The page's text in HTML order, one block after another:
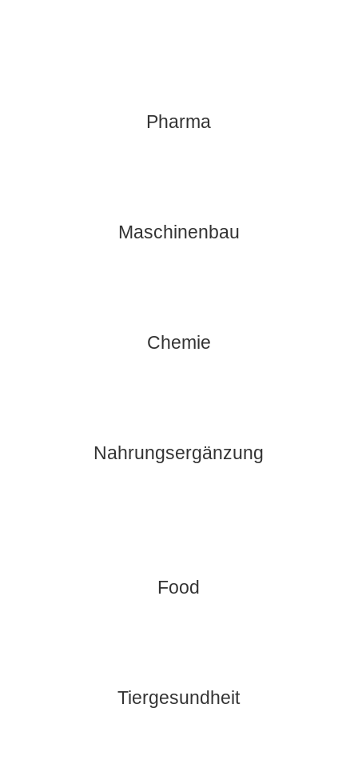
Pharma
Maschinenbau
Chemie
Nahrungsergänzung
Food
Tiergesundheit